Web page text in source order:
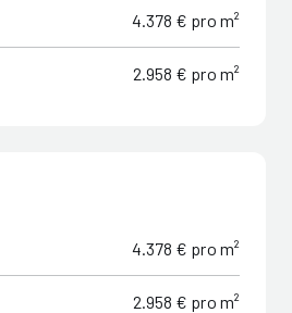
4.378 € pro m²
2.958 € pro m²
4.378 € pro m²
2.958 € pro m²